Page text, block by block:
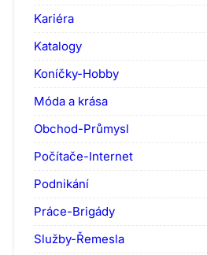
Kariéra
Katalogy
Koníčky-Hobby
Móda a krása
Obchod-Průmysl
Počítače-Internet
Podnikání
Práce-Brigády
Služby-Řemesla